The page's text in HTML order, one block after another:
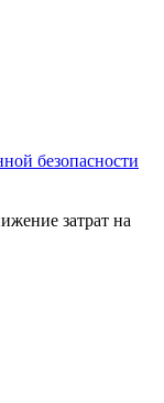
безопасности
затрат на